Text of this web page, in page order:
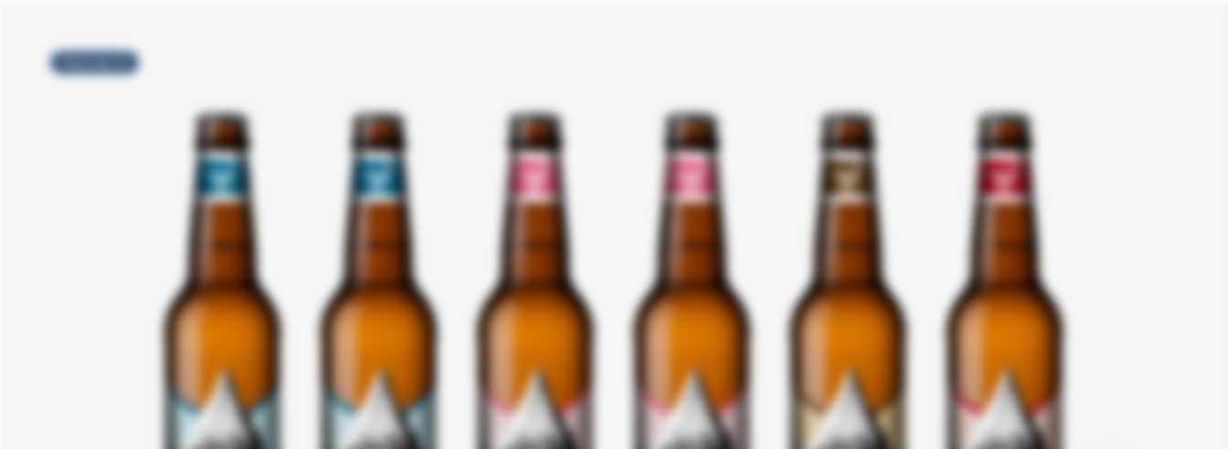
Pack de 12